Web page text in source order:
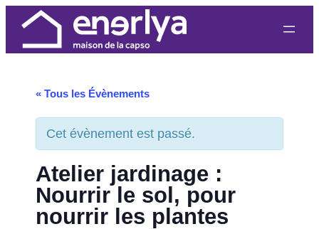
« Tous les Évènements
Cet évènement est passé.
Atelier jardinage :
Nourrir le sol, pour
nourrir les plantes